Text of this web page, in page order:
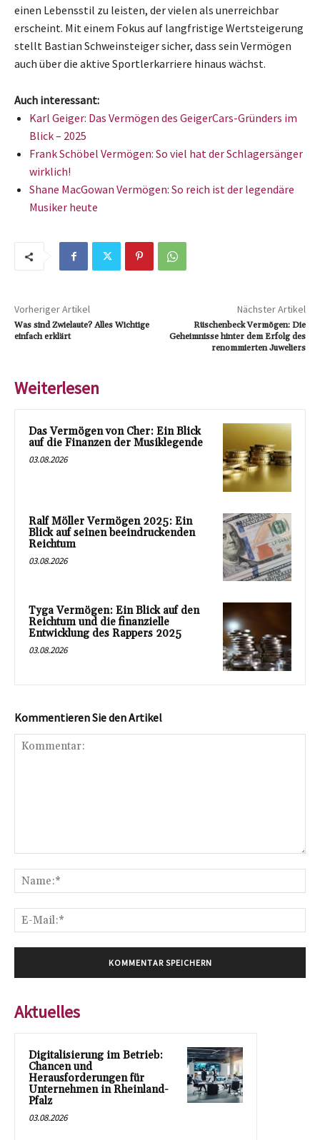
einen Lebensstil zu leisten, der vielen als unerreichbar
erscheint. Mit einem Fokus auf langfristige Wertsteigerung
stellt Bastian Schweinsteiger sicher, dass sein Vermögen
auch über die aktive Sportlerkarriere hinaus wächst.
Auch interessant:
Karl Geiger: Das Vermögen des GeigerCars-Gründers im
Blick – 2025
Frank Schöbel Vermögen: So viel hat der Schlagersänger
wirklich!
Shane MacGowan Vermögen: So reich ist der legendäre
Musiker heute
Vorheriger Artikel
Was sind Zwielaute? Alles Wichtige
einfach erklärt
Nächster Artikel
Rüschenbeck Vermögen: Die
Geheimnisse hinter dem Erfolg des
renommierten Juweliers
Weiterlesen
Das Vermögen von Cher: Ein Blick
auf die Finanzen der Musiklegende
03.08.2026
Ralf Möller Vermögen 2025: Ein
Blick auf seinen beeindruckenden
Reichtum
03.08.2026
Tyga Vermögen: Ein Blick auf den
Reichtum und die finanzielle
Entwicklung des Rappers 2025
03.08.2026
Kommentieren Sie den Artikel
Aktuelles
Digitalisierung im Betrieb:
Chancen und
Herausforderungen für
Unternehmen in Rheinland-
Pfalz
03.08.2026